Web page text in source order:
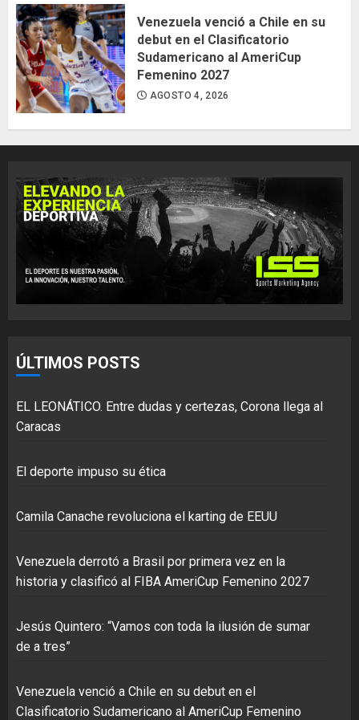
Venezuela venció a Chile en su
debut en el Clasificatorio
Sudamericano al AmeriCup
Femenino 2027
AGOSTO 4, 2026
ÚLTIMOS POSTS
EL LEONÁTICO. Entre dudas y certezas, Corona llega al
Caracas
El deporte impuso su ética
Camila Canache revoluciona el karting de EEUU
Venezuela derrotó a Brasil por primera vez en la
historia y clasificó al FIBA AmeriCup Femenino 2027
Jesús Quintero: “Vamos con toda la ilusión de sumar
de a tres”
Venezuela venció a Chile en su debut en el
Clasificatorio Sudamericano al AmeriCup Femenino